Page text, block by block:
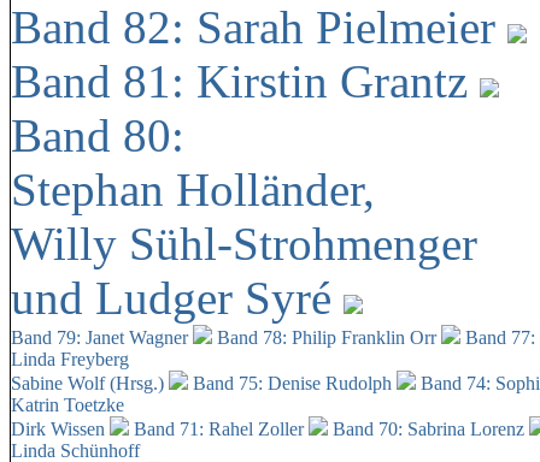
Band 82: Sarah Pielmeier
Band 81: Kirstin Grantz
Band 80:
Stephan Holländer,
Willy Sühl-Strohmenger
und Ludger Syré
Band 79: Janet Wagner Band 78: Philip Franklin Orr
Band
Linda Freyberg
Sabine Wolf (Hrsg.)
Band 75: Denise Rudolph
Band 74:
Katrin Toetzke
Dirk Wissen
Band 71: Rahel Zoller
Band 70: Sabrina Lorenz
Linda Schünhoff